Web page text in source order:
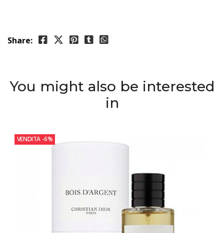
Share:
You might also be interested
in
VENDITA -6%